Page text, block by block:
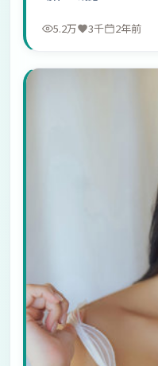
5.2万 3千 2年前